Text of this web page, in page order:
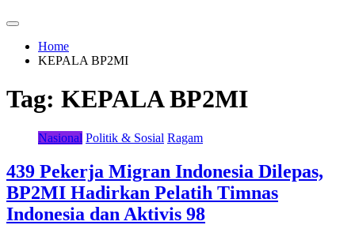
Home
KEPALA BP2MI
Tag: KEPALA BP2MI
Nasional Politik & Sosial Ragam
439 Pekerja Migran Indonesia Dilepas,
BP2MI Hadirkan Pelatih Timnas
Indonesia dan Aktivis 98